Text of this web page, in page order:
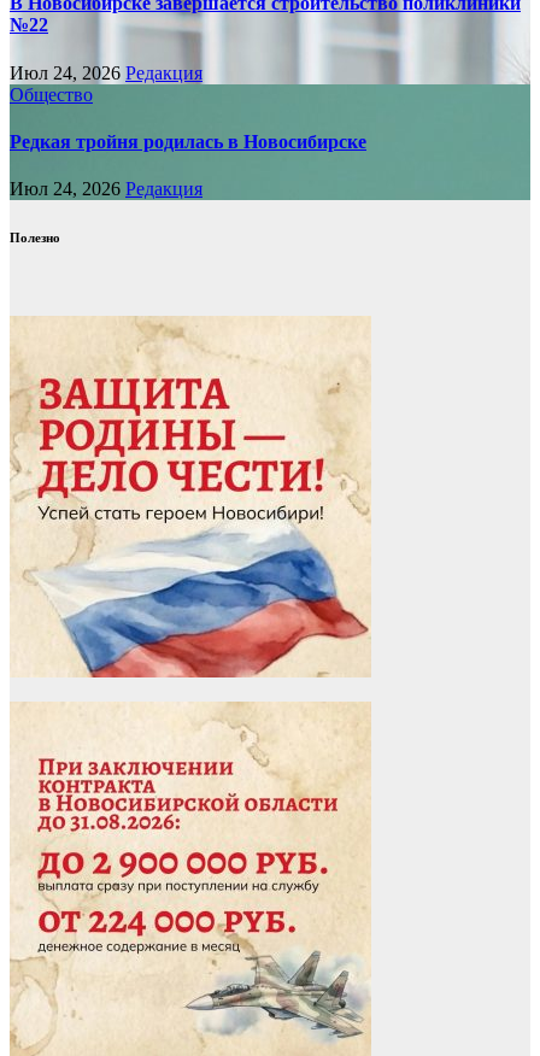
№22
Июл 24, 2026 Редакция
Общество
Редкая тройня родилась в Новосибирске
Июл 24, 2026 Редакция
Полезно